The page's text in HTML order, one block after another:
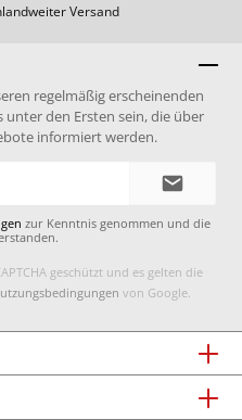
Versand
regelmäßig erscheinenden
den Ersten sein, die über
informiert werden.
zur Kenntnis genommen und die
geschützt und es gelten die
von Google.